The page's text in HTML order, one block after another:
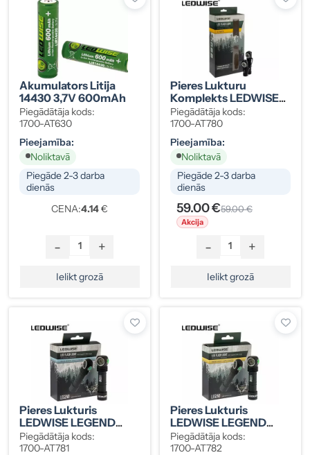
Akumulators Litija
14430 3,7V 600mAh
Piegādātāja kods:
1700-AT630
Pieejamība:
Noliktavā
Piegāde 2-3 darba
dienās
CENA:4.14€
- +
Ielikt grozā
Pieres Lukturu
Komplekts LEDWISE
SP ECOKIT 6W XPG3
600lm
Piegādātāja kods:
1700-AT780
Pieejamība:
Noliktavā
Piegāde 2-3 darba
dienās
59.00 €59.00 €
Akcija
- +
Ielikt grozā
Pieres Lukturis
LEDWISE LEGEND
XHP50 GEN 2 Auksti
Balts 1500lm
Piegādātāja kods:
1700-AT781
Pieres Lukturis
LEDWISE LEGEND
XHP50 GEN 2 Silti
Balts 1500lm
Piegādātāja kods:
1700-AT782